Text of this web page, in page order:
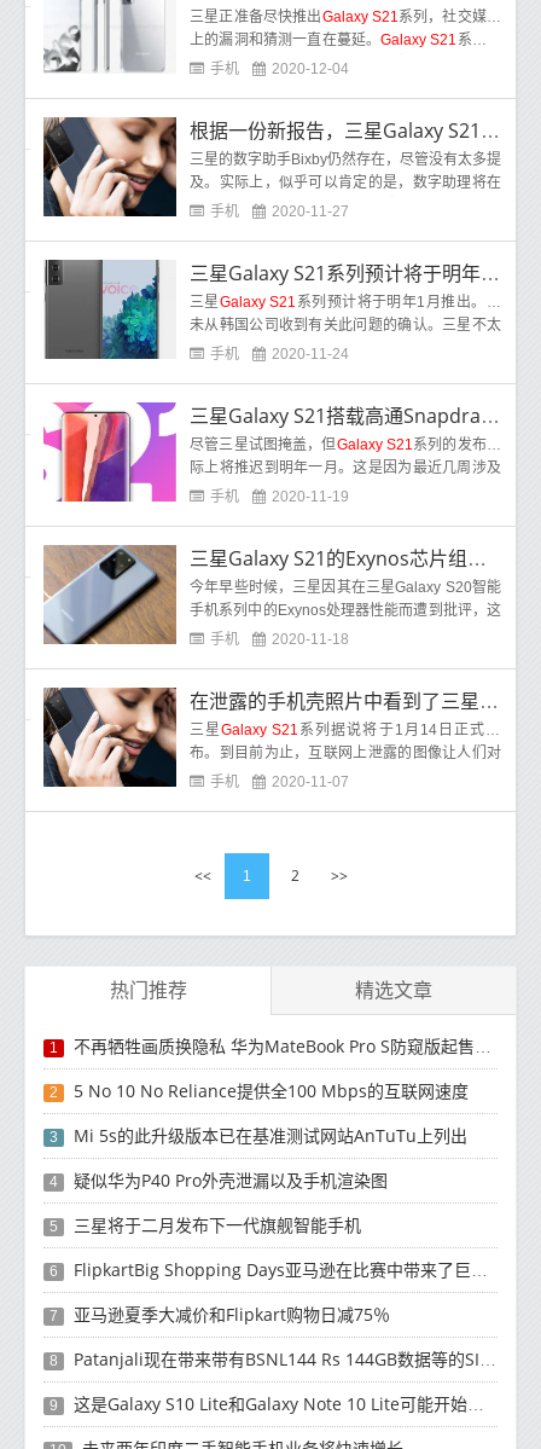
三星正准备尽快推出Galaxy S21系列，社交媒体
上的漏洞和猜测一直在蔓延。Galaxy S21 系列的
价格已经在一个名为Naver的韩国博客上透露
手机 2020-12-04
根据一份新报告，三星Galaxy S21系列将具有Bixby语音功能
三星的数字助手Bixby仍然存在，尽管没有太多提
及。实际上，似乎可以肯定的是，数字助理将在
2021年继续存在。根据一份新报告，
手机 2020-11-27
三星Galaxy S21系列预计将于明年1月推出
三星Galaxy S21 系列预计将于明年1月推出。尚
未从韩国公司收到有关此问题的确认。三星不太
可能在今年年底之前就此问题发表声明。但是，
手机 2020-11-24
三星Galaxy S21搭载高通Snapdragon 875进行了基准测试
尽管三星试图掩盖，但Galaxy S21系列的发布实
际上将推迟到明年一月。这是因为最近几周涉及
该设备的泄漏量已经大大增加。著名的基准测试
手机 2020-11-19
三星Galaxy S21的Exynos芯片组版本通过基准测试
今年早些时候，三星因其在三星Galaxy S20智能
手机系列中的Exynos处理器性能而遭到批评，这
与其国际高通Snapdragon芯片组处理器的性能
手机 2020-11-18
在泄露的手机壳照片中看到了三星Galaxy S21的设计
三星Galaxy S21 系列据说将于1月14日正式发
布。到目前为止，互联网上泄露的图像让人们对
S21 Plus和Ultra的外观有了一个大概的了解。现
手机 2020-11-07
<< 1 2 >>
热门推荐 精选文章
1 不再牺牲画质换隐私 华为MateBook Pro S防窥版起售价10299元
2 5 No 10 No Reliance提供全100 Mbps的互联网速度
3 Mi 5s的此升级版本已在基准测试网站AnTuTu上列出
4 疑似华为P40 Pro外壳泄漏以及手机渲染图
5 三星将于二月发布下一代旗舰智能手机
6 FlipkartBig Shopping Days亚马逊在比赛中带来了巨大的现金返还优惠
7 亚马逊夏季大减价和Flipkart购物日减75％
8 Patanjali现在带来带有BSNL144 Rs 144GB数据等的SIM卡
9 这是Galaxy S10 Lite和Galaxy Note 10 Lite可能开始发货的时候